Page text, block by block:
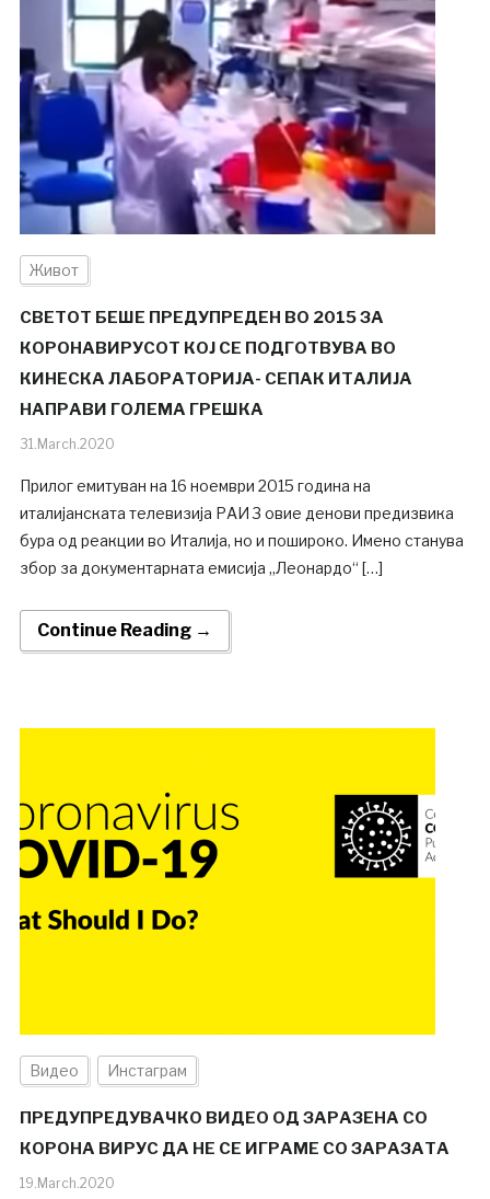
Живот
СВЕТОТ БЕШЕ ПРЕДУПРЕДЕН ВО 2015 ЗА
КОРОНАВИРУСОТ КОЈ СЕ ПОДГОТВУВА ВО
КИНЕСКА ЛАБОРАТОРИЈА- СЕПАК ИТАЛИЈА
НАПРАВИ ГОЛЕМА ГРЕШКА
31.March.2020
Прилог емитуван на 16 ноември 2015 година на
италијанската телевизија РАИ 3 овие денови предизвика
бура од реакции во Италија, но и пошироко. Имено станува
збор за документарната емисија „Леонардо“ […]
Continue Reading →
Видео Инстаграм
ПРЕДУПРЕДУВАЧКО ВИДЕО ОД ЗАРАЗЕНА СО
КОРОНА ВИРУС ДА НЕ СЕ ИГРАМЕ СО ЗАРАЗАТА
19.March.2020